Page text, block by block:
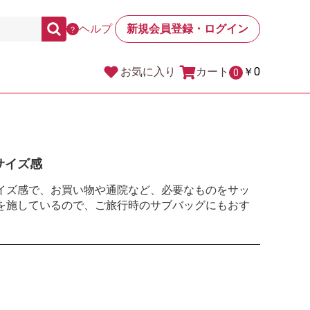
？ ヘルプ 新規会員登録・ログイン
お気に入り カート 0 ￥0
イズ感
感で、お買い物や通院など、必要なものをサッ
施しているので、ご旅行時のサブバッグにもおす